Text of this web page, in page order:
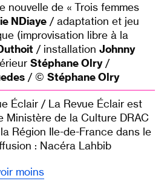
nouvelle de « Trois femmes
NDiaye / adaptation et jeu
(improvisation libre à la
/ installation Johnny
Stéphane Olry/
/ © Stéphane Olry
Éclair / La Revue Éclair est
Ministère de la Culture DRAC
Région Ile-de-France dans le
: Nacéra Lahbib
moins